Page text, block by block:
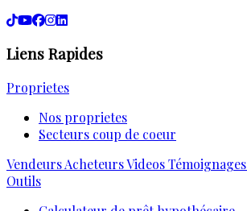
Liens Rapides
Proprietes
Nos proprietes
Secteurs coup de coeur
VendeursAcheteursVideosTémoignages
Outils